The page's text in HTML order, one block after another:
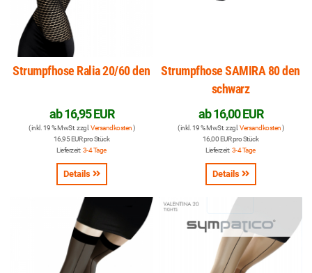
Strumpfhose Ralia 20/60 den
ab16,95 EUR
( inkl. 19 % MwSt. zzgl. Versandkosten)
16,95 EUR pro Stück
Lieferzeit: 3-4 Tage
Details
Strumpfhose SAMIRA 80 den
schwarz
ab16,00 EUR
( inkl. 19 % MwSt. zzgl. Versandkosten)
16,00 EUR pro Stück
Lieferzeit: 3-4 Tage
Details